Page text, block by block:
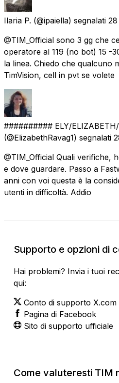
Ilaria P. (@ipaiella) segnalati
@TIM_Official sono 3 gg che
operatore al 119 (no bot) 15 -
la linea. Chiedo che qualcuno
TimVision, cell in pvt se volete
########## ELY/
(@ElizabethRavag1) segnalati
@TIM_Official Quali verifiche,
e dove guardare. Passo a
anni con voi questa è la
utenti in difficoltà. Addio
Supporto e opzioni di
Hai problemi? Invia i tuoi
qui:
Conto di supporto X.com
Pagina di Facebook
Sito di supporto ufficiale
Come valuteresti TIM